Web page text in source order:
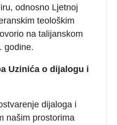
odnosno Ljetnoj
teološkim
na talijanskom
godine.
Uzinića o dijalogu i
dijaloga i
našim prostorima